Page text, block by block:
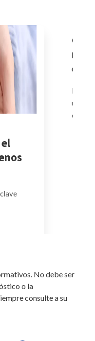
el
El
No debe ser
o la
consulte a su